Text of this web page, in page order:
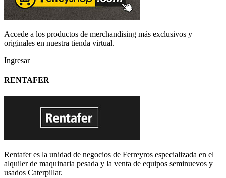
Accede a los productos de merchandising más exclusivos y
originales en nuestra tienda virtual.
Ingresar
RENTAFER
Rentafer es la unidad de negocios de Ferreyros especializada en el
alquiler de maquinaria pesada y la venta de equipos seminuevos y
usados Caterpillar.